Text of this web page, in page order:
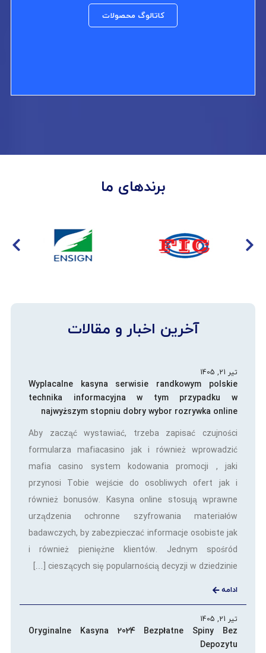
کاتالوگ محصولات
برندهای ما
آخرین اخبار و مقالات
تیر 21, 1405
Wyplacalne kasyna serwisie randkowym polskie
technika informacyjna w tym przypadku w
najwyższym stopniu dobry wybor rozrywka online
Aby zacząć wystawiać, trzeba zapisać czujności
formularza mafiacasino jak i również wprowadzić
mafia casino system kodowania promocji , jaki
przynosi Tobie wejście do osobliwych ofert jak i
również bonusów. Kasyna online stosują wprawne
urządzenia ochronne szyfrowania materiałów
badawczych, by zabezpieczać informacje osobiste jak
i również pieniężne klientów. Jednym spośród
cieszących się popularnością decyzji w dziedzinie […]
ادامه
تیر 21, 1405
Oryginalne Kasyna 2024 Bezpłatne Spiny Bez
Depozytu